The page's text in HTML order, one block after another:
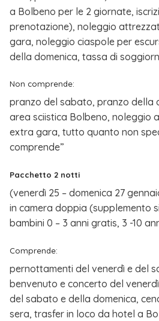
a Bolbeno per le 2 giornate,
prenotazione), noleggio
gara, noleggio ciaspole per
della domenica, tassa di
Non comprende:
pranzo del sabato, pranzo della
area sciistica Bolbeno, noleggio
extra gara, tutto quanto non
comprende”
Pacchetto 2 notti
(venerdì 25 – domenica 27
in camera doppia (supplemento
bambini 0 – 3 anni gratis, 3 -10
Comprende:
pernottamenti del venerdì e del
benvenuto e concerto del
del sabato e della domenica,
sera, trasfer in loco da hotel a